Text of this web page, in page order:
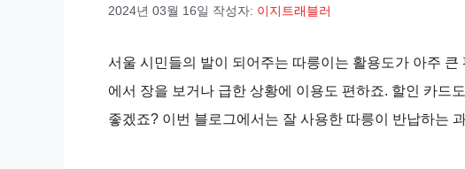
2024년 03월 16일 작성자: 이지트래블러
서울 시민들의 발이 되어주는 따릉이는 활용도가 아주
에서 장을 보거나 급한 상황에 이용도 편하죠. 할인 카드
좋겠죠? 이번 블로그에서는 잘 사용한 따릉이 반납하는